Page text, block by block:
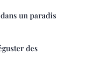
un paradis
des